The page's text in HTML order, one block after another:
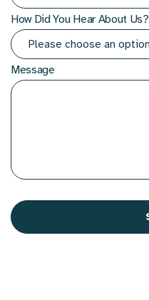
How Did You Hear About Us?
Message